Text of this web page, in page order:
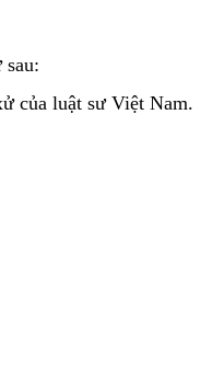
của luật sư Việt Nam.